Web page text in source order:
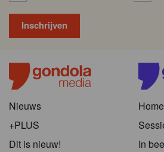
Nieuws
+PLUS
Dit is nieuw!
Home
In